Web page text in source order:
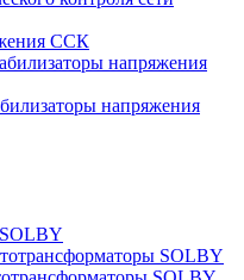
ССК
напряжения
напряжения
SOLBY